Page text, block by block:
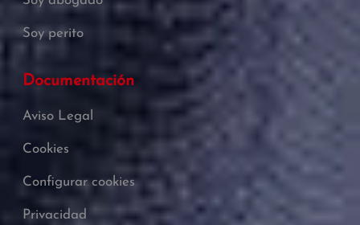
Soy perito
Documentación
Aviso Legal
Cookies
Configurar cookies
Privacidad